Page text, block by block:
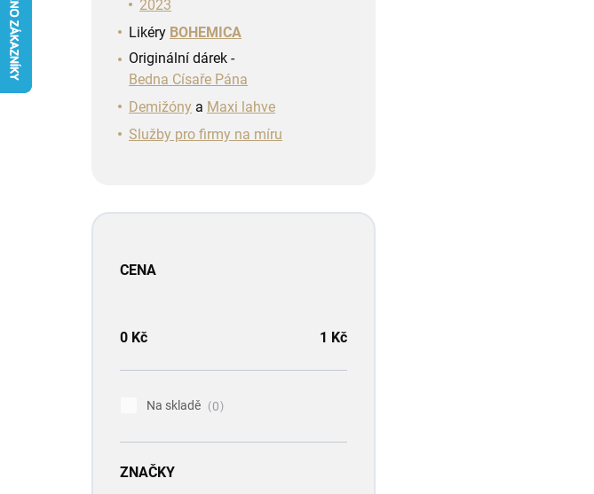
2023
Likéry BOHEMICA
Originální dárek -
Bedna Císaře Pána
Demižóny a Maxi lahve
Služby pro firmy na míru
CENA
0 Kč 1 Kč
Na skladě 0
ZNAČKY